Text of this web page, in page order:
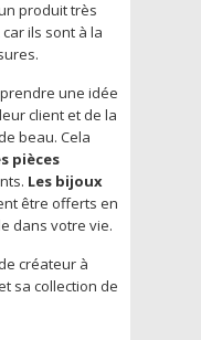
produit très
ils sont à la
une idée
client et de la
beau. Cela
pièces
Les bijoux
être offerts en
dans votre vie.
créateur à
sa collection de